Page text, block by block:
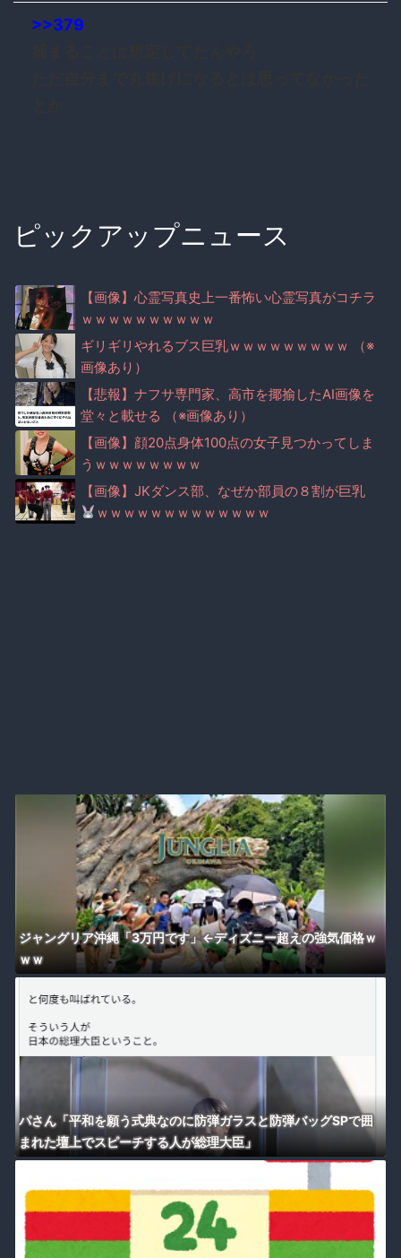
>>379
ピックアップニュース
【画像】心霊写真史上一番怖い心霊写真がコチラ
ｗｗｗｗｗｗｗｗｗｗ
ギリギリやれるブス巨乳ｗｗｗｗｗｗｗｗｗ （※
画像あり）
【悲報】ナフサ専門家、高市を揶揄したAI画像を
堂々と載せる （※画像あり）
【画像】顔20点身体100点の女子見つかってしま
うｗｗｗｗｗｗｗｗ
【画像】JKダンス部、なぜか部員の８割が巨乳
ｗｗｗｗｗｗｗｗｗｗｗｗｗ
ジャングリア沖縄「3万円です」←ディズニー超えの強気価格ｗ
ｗｗ
パさん「平和を願う式典なのに防弾ガラスと防弾バッグSPで囲
まれた壇上でスピーチする人が総理大臣」